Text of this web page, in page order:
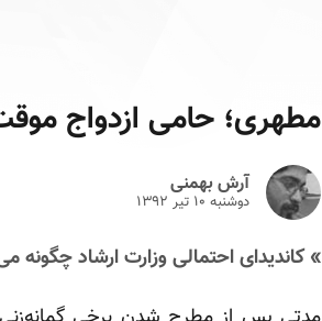
مطهری؛ حامی ازدواج
آرش بهمنی
دوشنبه ۱۰ تير ۱۳۹۲
» کاندیدای احتمالی وزارت ارشاد چگونه